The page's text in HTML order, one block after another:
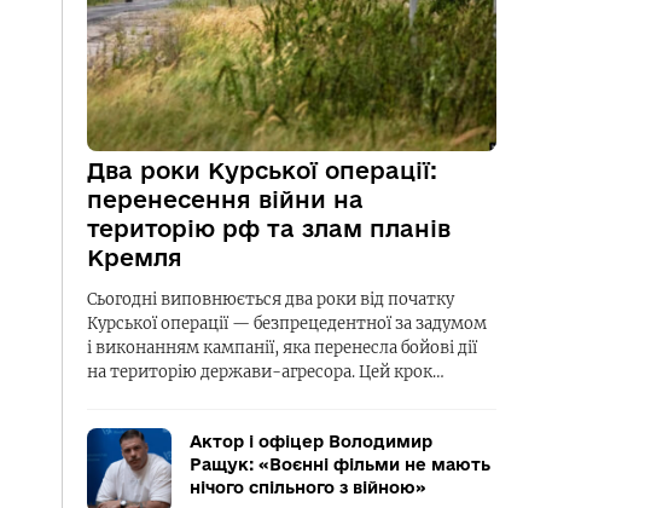
Два роки Курської операції:
перенесення війни на
територію рф та злам планів
Кремля
Сьогодні виповнюється два роки від початку
Курської операції — безпрецедентної за задумом
і виконанням кампанії, яка перенесла бойові дії
на територію держави-агресора. Цей крок…
Актор і офіцер Володимир
Ращук: «Воєнні фільми не мають
нічого спільного з війною»